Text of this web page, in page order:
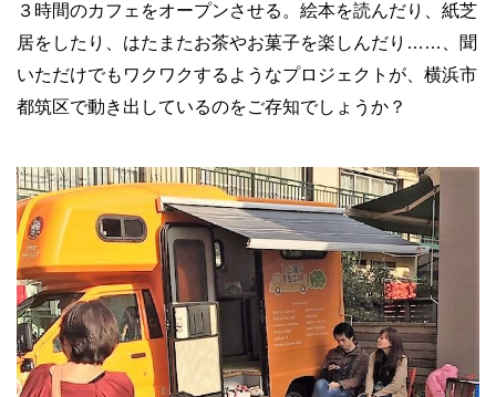
３時間のカフェをオープンさせる。絵本を読んだり、紙芝
居をしたり、はたまたお茶やお菓子を楽しんだり……、聞
いただけでもワクワクするようなプロジェクトが、横浜市
都筑区で動き出しているのをご存知でしょうか？